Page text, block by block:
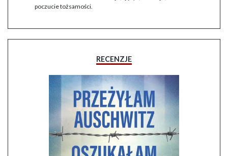
poczucie tożsamości.
RECENZJE